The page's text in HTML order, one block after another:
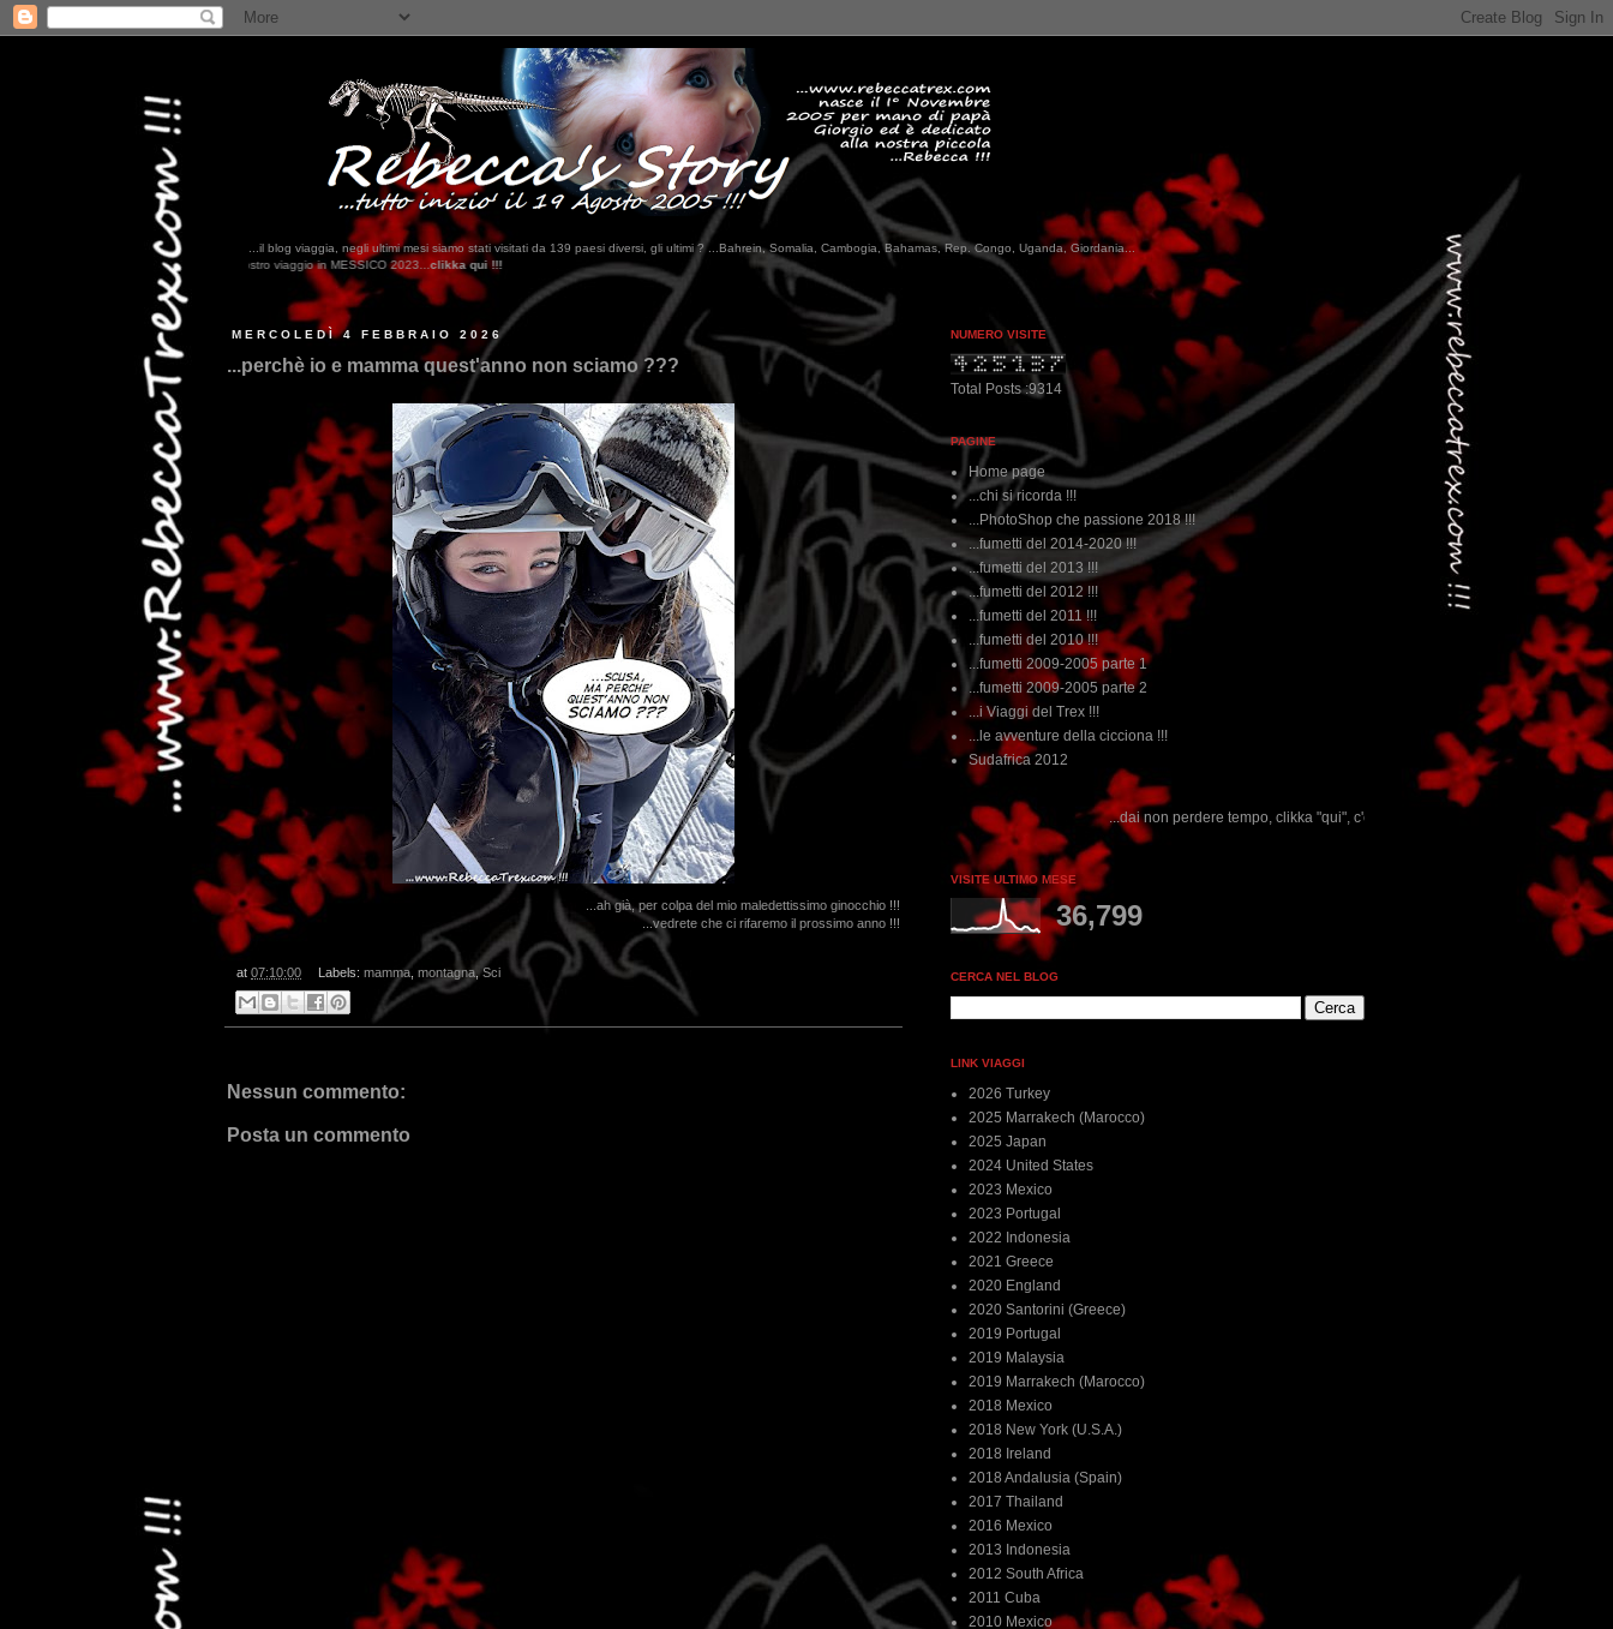
...il blog viaggia, negli ultimi mesi siamo stati visitati da 139 paesi diversi, gli ultimi ? ...Bahrein, Somalia, Cambogia, Bahamas, Rep. Congo, Uganda, Giordania...
trovate il nostro viaggio in MESSICO 2023...clikka qui !!!
MERCOLEDÌ 4 FEBBRAIO 2026
...perchè io e mamma quest'anno non sciamo ???
...ah già, per colpa del mio maledettissimo ginocchio !!!
...vedrete che ci rifaremo il prossimo anno !!!
at 07:10:00 Labels: mamma, montagna,Sci
Nessun commento:
Posta un commento
NUMERO VISITE
Total Posts :9314
PAGINE
Home page
...chi si ricorda !!!
...PhotoShop che passione 2018 !!!
...fumetti del 2014-2020 !!!
...fumetti del 2013 !!!
...fumetti del 2012 !!!
...fumetti del 2011 !!!
...fumetti del 2010 !!!
...fumetti 2009-2005 parte 1
...fumetti 2009-2005 parte 2
...i Viaggi del Trex !!!
...le avventure della cicciona !!!
Sudafrica 2012
...dai non perdere tempo, clikka "qui", c'è il meglio del www.rebeccatrex.com
VISITE ULTIMO MESE
36,799
CERCA NEL BLOG
LINK VIAGGI
2026 Turkey
2025 Marrakech (Marocco)
2025 Japan
2024 United States
2023 Mexico
2023 Portugal
2022 Indonesia
2021 Greece
2020 England
2020 Santorini (Greece)
2019 Portugal
2019 Malaysia
2019 Marrakech (Marocco)
2018 Mexico
2018 New York (U.S.A.)
2018 Ireland
2018 Andalusia (Spain)
2017 Thailand
2016 Mexico
2013 Indonesia
2012 South Africa
2011 Cuba
2010 Mexico